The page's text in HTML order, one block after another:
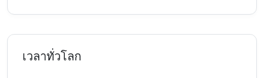
เวลาทั่วโลก